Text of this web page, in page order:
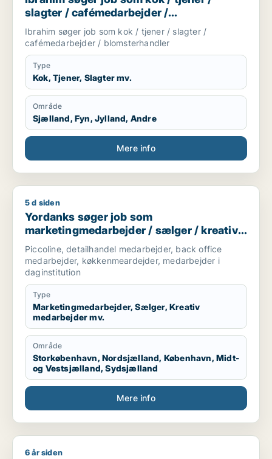
slagter / cafémedarbejder /
blomsterhandler
Ibrahim søger job som kok / tjener / slagter /
cafémedarbejder / blomsterhandler
Type
Kok, Tjener, Slagter mv.
Område
Sjælland, Fyn, Jylland, Andre
Mere info
Yordanks søger job som marketingmedarbejder / sælger /
5 d siden
Yordanks søger job som
marketingmedarbejder / sælger / kreativ
medarbejder / produktspecialist / kok
Piccoline, detailhandel medarbejder, back office
medarbejder, køkkenmeardejder, medarbejder i
daginstitution
Type
Marketingmedarbejder, Sælger, Kreativ
medarbejder mv.
Område
Storkøbenhavn, Nordsjælland, København, Midt-
og Vestsjælland, Sydsjælland
Mere info
Catharina søger job som tjener / cafémedarbejder /
6 år siden